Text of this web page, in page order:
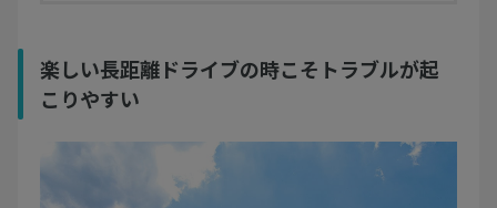
楽しい長距離ドライブの時こそトラブルが起
こりやすい